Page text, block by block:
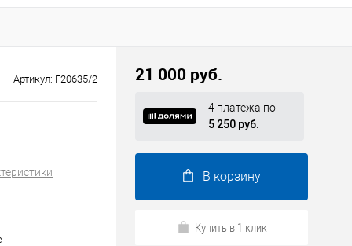
Артикул: F20635/2 21 000 руб.
4 платежа по
5 250 руб.
В корзину
Купить в 1 клик